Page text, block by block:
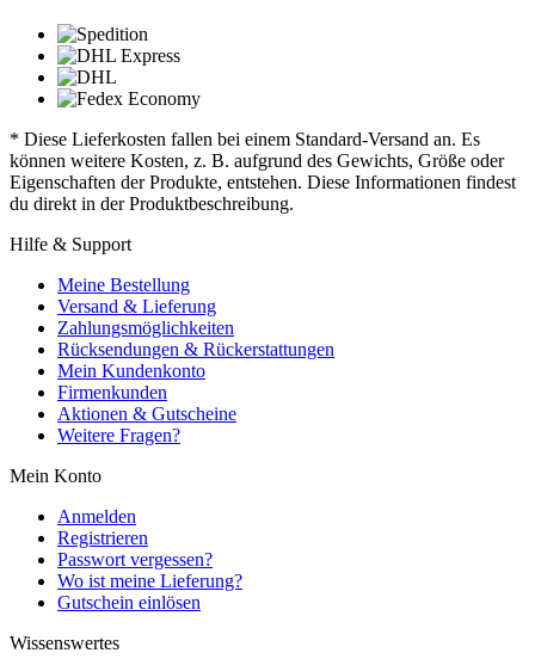
* Diese Lieferkosten fallen bei einem Standard-Versand an. Es
können weitere Kosten, z. B. aufgrund des Gewichts, Größe oder
Eigenschaften der Produkte, entstehen. Diese Informationen findest
du direkt in der Produktbeschreibung.
Hilfe & Support
Meine Bestellung
Versand & Lieferung
Zahlungsmöglichkeiten
Rücksendungen & Rückerstattungen
Mein Kundenkonto
Firmenkunden
Aktionen & Gutscheine
Weitere Fragen?
Mein Konto
Anmelden
Registrieren
Passwort vergessen?
Wo ist meine Lieferung?
Gutschein einlösen
Wissenswertes